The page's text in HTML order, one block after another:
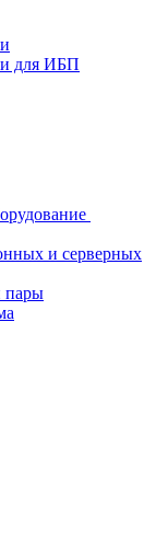
для ИБП
и серверных
пары